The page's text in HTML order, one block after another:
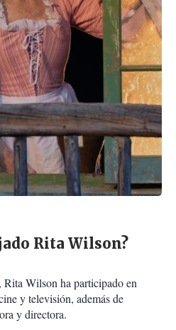
Rita Wilson?
Wilson ha participado en
y televisión, además de
y directora.